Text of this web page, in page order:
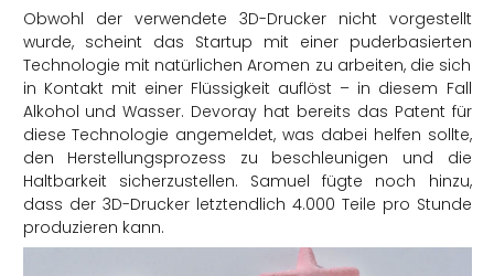
Obwohl der verwendete 3D-Drucker nicht vorgestellt
wurde, scheint das Startup mit einer puderbasierten
Technologie mit natürlichen Aromen zu arbeiten, die sich
in Kontakt mit einer Flüssigkeit auflöst – in diesem Fall
Alkohol und Wasser. Devoray hat bereits das Patent für
diese Technologie angemeldet, was dabei helfen sollte,
den Herstellungsprozess zu beschleunigen und die
Haltbarkeit sicherzustellen. Samuel fügte noch hinzu,
dass der 3D-Drucker letztendlich 4.000 Teile pro Stunde
produzieren kann.